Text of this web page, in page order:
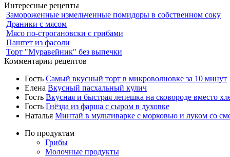
Интересные рецепты
Замороженные измельченные помидоры в собственном соку
Драники с мясом
Мясо по-строгановски с грибами
Паштет из фасоли
Торт "Муравейник" без выпечки
Комментарии рецептов
Гость Самый вкусный торт в микроволновке за 10 минут
Елена Вкусный пасхальный кулич
Гость Вкусная и быстрая лепешка на сковороде вместо
Гость Гнёзда из фарша с сыром в духовке
Наталья Минтай в мультиварке с морковью и луком со
По продуктам
Грибы
Молочные продукты